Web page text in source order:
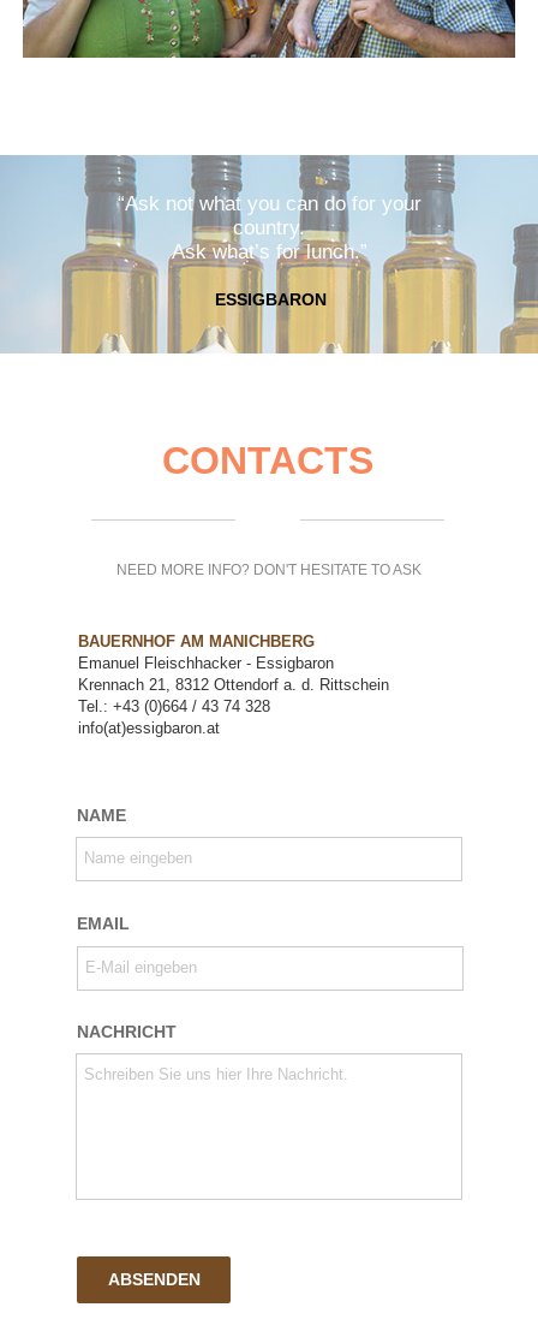
“Ask not what you can do for your
country.
Ask what’s for lunch.”
ESSIGBARON
CONTACTS
NEED MORE INFO? DON'T HESITATE TO ASK
BAUERNHOF AM MANICHBERG
Emanuel Fleischhacker - Essigbaron
Krennach 21, 8312 Ottendorf a. d. Rittschein
Tel.: +43 (0)664 / 43 74 328
info(at)essigbaron.at
NAME
Name eingeben
EMAIL
E-Mail eingeben
ABSENDEN
NACHRICHT
Schreiben Sie uns hier Ihre Nachricht.